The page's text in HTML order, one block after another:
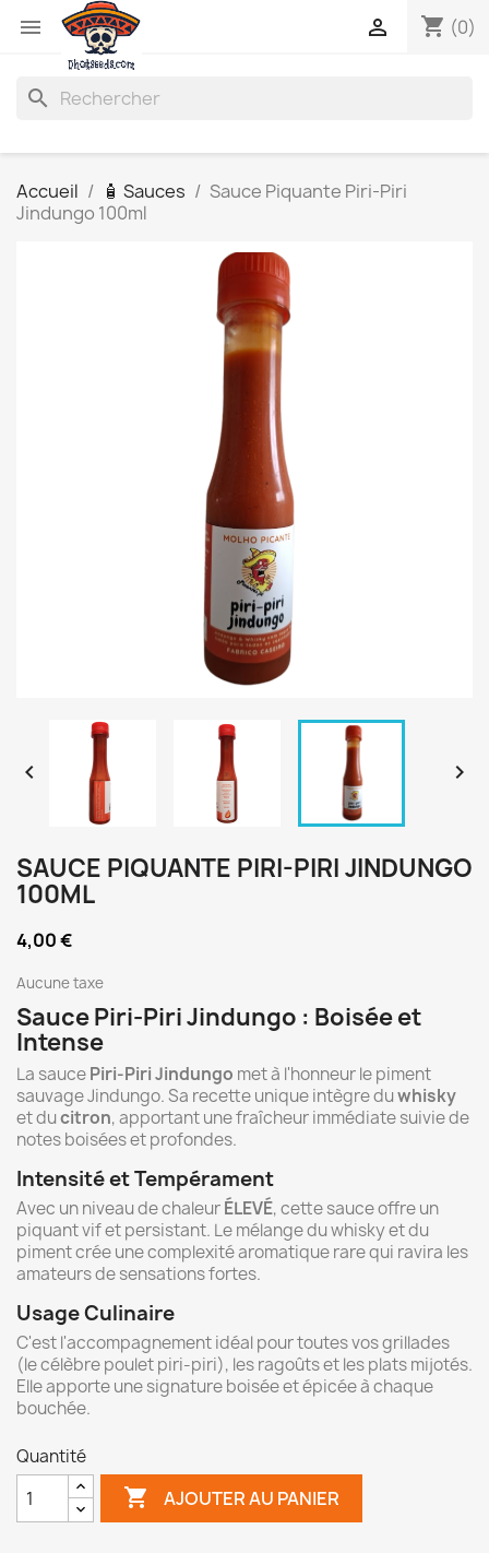
 shopping_cart (0)

search
Accueil 🧴 Sauces
Sauce Piquante Piri-Piri
Jindungo 100ml
 
SAUCE PIQUANTE PIRI-PIRI JINDUNGO
100ML
4,00 €
Aucune taxe
Sauce Piri-Piri Jindungo : Boisée et
Intense
La saucePiri-Piri Jindungo met à l'honneur le piment
sauvage Jindungo. Sa recette unique intègre duwhisky
et ducitron, apportant une fraîcheur immédiate suivie de
notes boisées et profondes.
Intensité et Tempérament
Avec un niveau de chaleurÉLEVÉ, cette sauce offre un
piquant vif et persistant. Le mélange du whisky et du
piment crée une complexité aromatique rare qui ravira les
amateurs de sensations fortes.
Usage Culinaire
C'est l'accompagnement idéal pour toutes vos grillades
(le célèbre poulet piri-piri), les ragoûts et les plats mijotés.
Elle apporte une signature boisée et épicée à chaque
bouchée.
Quantité
 AJOUTER AU PANIER